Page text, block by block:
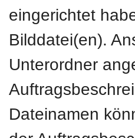
eingerichtet
Bilddatei(en).
Unterordner
Dateinamen